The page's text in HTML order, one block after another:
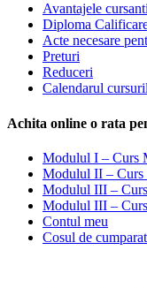
Avantajele
Diploma
Acte necesare
Preturi
Reduceri
Calendarul
Achita online o rata
Modulul I – Curs
Modulul II – Curs
Modulul III –
Modulul III –
Contul meu
Cosul de